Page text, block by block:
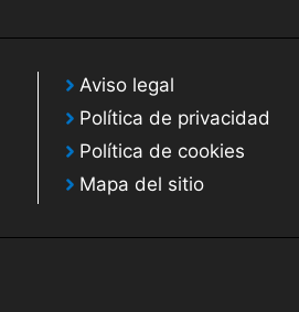
Aviso legal
Política de privacidad
Política de cookies
Mapa del sitio